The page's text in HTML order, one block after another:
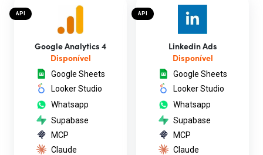
API
Google Analytics 4
Disponível
Google Sheets
Looker Studio
Whatsapp
Supabase
MCP
Claude
API
Linkedin Ads
Disponível
Google Sheets
Looker Studio
Whatsapp
Supabase
MCP
Claude